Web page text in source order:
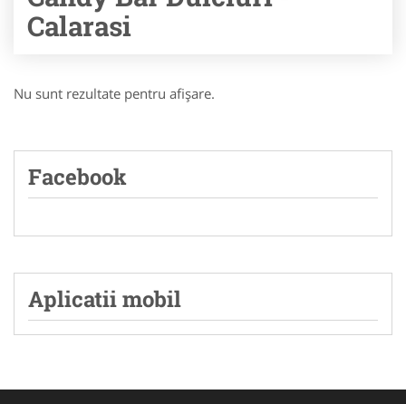
Calarasi
Nu sunt rezultate pentru afişare.
Facebook
Aplicatii mobil